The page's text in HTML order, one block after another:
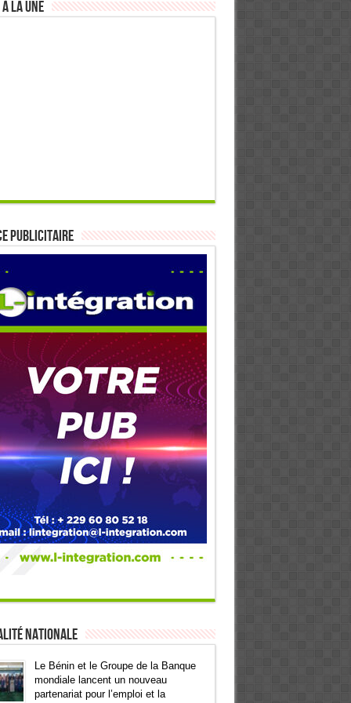
la Une
PUBLICITAIRE
Nationale
Le Bénin et le Groupe de la Banque
mondiale lancent un nouveau
partenariat pour l’emploi et la